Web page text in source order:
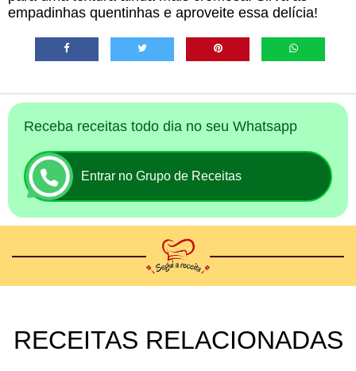
empadinhas quentinhas e aproveite essa delícia!
Receba receitas todo dia no seu Whatsapp
Entrar no Grupo de Receitas
RECEITAS RELACIONADAS